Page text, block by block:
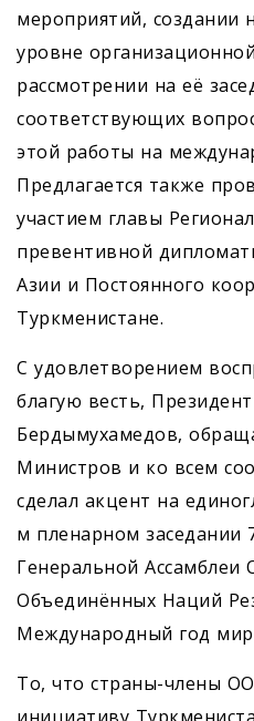
мероприятий, создании
уровне
рассмотрении на её
соответствующих
этой работы на
Предлагается также
участием главы
превентивной
Азии и Постоянного
Туркменистане.
С удовлетворением
благую весть,
Бердымухамедов,
Министров и ко всем
сделал акцент на
м пленарном заседании
Генеральной Ассамблеи
Объединённых Наций
Международный год
То, что страны-члены